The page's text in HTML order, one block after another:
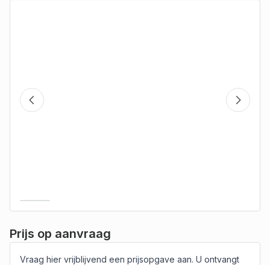
Prijs op aanvraag
Vraag hier vrijblijvend een prijsopgave aan. U ontvangt